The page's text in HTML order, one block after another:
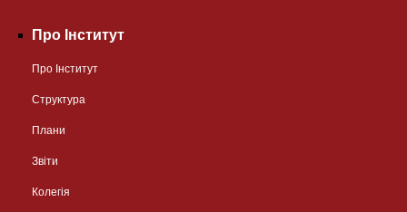
Про Інститут
Про Інститут
Структура
Плани
Звіти
Колегія